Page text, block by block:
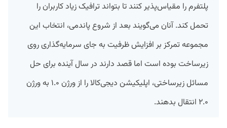
پلتفرم را مقیاس‌پذیر کنند تا بتواند ترافیک زیاد کاربران را
تحمل کند. آنان می‌گویند بعد از شروع پاندمی، انتخاب این
مجموعه تمرکز بر افزایش ظرفیت به جای سرمایه‌گذاری روی
زیرساخت بوده است اما قصد دارند در سال آینده برای حل
مسائل زیرساختی، اپلیکیشن دیجی‌کالا را از ورژن ۱.۰ به ورژن
۲.۰ انتقال بدهند.